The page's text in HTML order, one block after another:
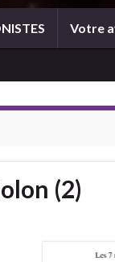
Votre
(2)